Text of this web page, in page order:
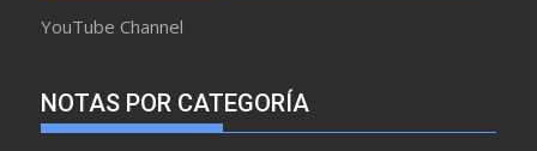
YouTube Channel
NOTAS POR CATEGORÍA